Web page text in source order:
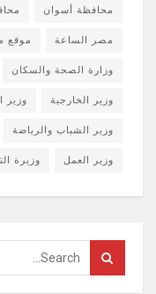
محافظة أسوان
مصر الساعة موقع
وزارة الصحة والسكان
وزير الخارجية وزير
وزير الشباب والرياضة
وزير العمل وزيرة